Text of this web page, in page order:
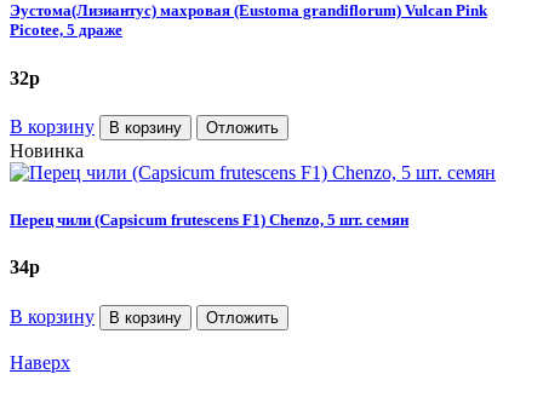
Эустома(Лизиантус) махровая (Eustoma grandiflorum) Vulcan Pink
Picotee, 5 драже
32p
В корзину В корзину Отложить
Новинка
Перец чили (Capsicum frutescens F1) Chenzo, 5 шт. семян
34p
В корзину В корзину Отложить
Наверх